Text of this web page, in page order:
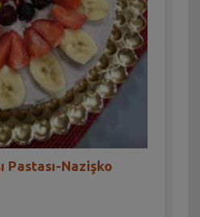
Pastası-Nazişko